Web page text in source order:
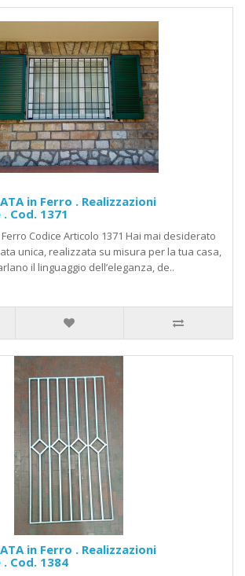
in Ferro . Realizzazioni
Cod. 1371
Codice Articolo 1371 Hai mai desiderato
unica, realizzata su misura per la tua casa,
il linguaggio dell’eleganza, de..
in Ferro . Realizzazioni
Cod. 1384